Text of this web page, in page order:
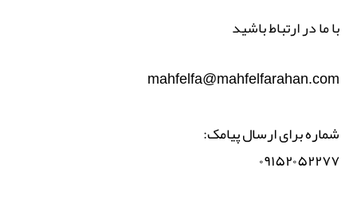
با ما در ارتباط باشید
mahfelfa@mahfelfarahan.com
شماره برای ارسال پیامک:
۰۹۱۵۲۰۵۲۲۷۷